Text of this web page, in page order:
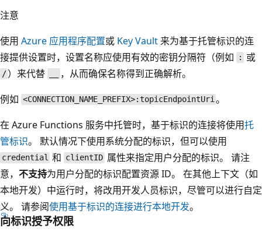
注意
使用 Azure 应用程序配置或 Key Vault 来为基于托管标识的连
接提供设置时，设置名称应使用有效的密钥分隔符（例如
: 或
/ ）来代替
，从而确保名称得到正确解析。
例如 <CONNECTION_NAME_PREFIX>:topicEndpointUri。
在 Azure Functions 服务中托管时，基于标识的连接将使用托
管标识。 默认情况下使用系统分配的标识，但可以使用
credential 和 clientID 属性来指定用户分配的标识。 请注
意， 不支持为用户分配的标识配置资源 ID。 在其他上下文（如
本地开发）中运行时，将改用开发人员标识，尽管可以进行自定
义。 请参阅使用基于标识的连接进行本地开发。
向标识授予权限